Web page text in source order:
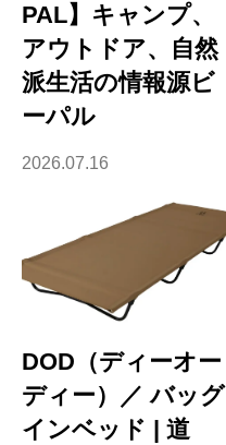
PAL】キャンプ、
アウトドア、自然
派生活の情報源ビ
ーパル
2026.07.16
DOD（ディーオー
ディー）／ バッグ
インベッド | 道